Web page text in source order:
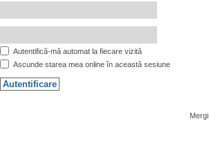
Autentifică-mă automat la fiecare vizită
Ascunde starea mea online în această sesiune